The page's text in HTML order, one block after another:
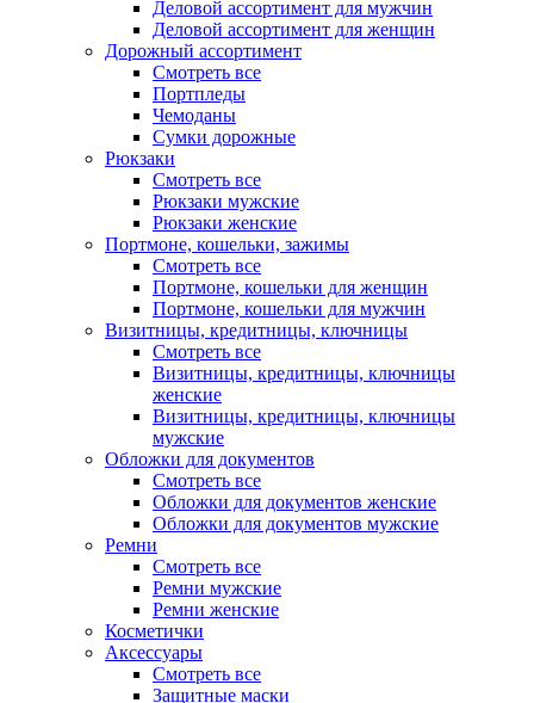
Деловой ассортимент для мужчин
Деловой ассортимент для женщин
Дорожный ассортимент
Смотреть все
Портпледы
Чемоданы
Сумки дорожные
Рюкзаки
Смотреть все
Рюкзаки мужские
Рюкзаки женские
Портмоне, кошельки, зажимы
Смотреть все
Портмоне, кошельки для женщин
Портмоне, кошельки для мужчин
Визитницы, кредитницы, ключницы
Смотреть все
Визитницы, кредитницы, ключницы
женские
Визитницы, кредитницы, ключницы
мужские
Обложки для документов
Смотреть все
Обложки для документов женские
Обложки для документов мужские
Ремни
Смотреть все
Ремни мужские
Ремни женские
Косметички
Аксессуары
Смотреть все
Защитные маски